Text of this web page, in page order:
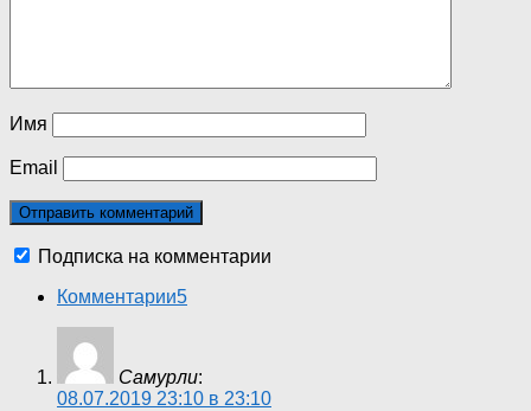
Имя
Email
Подписка на комментарии
Комментарии5
Самурли:
08.07.2019 23:10 в 23:10